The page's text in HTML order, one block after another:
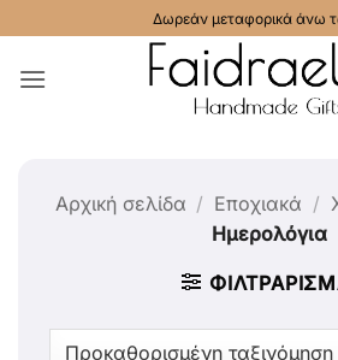
στο
περιεχόμενο
Δωρεάν μεταφορικά άνω
Αρχική σελίδα / Εποχιακά /
Ημερολόγια